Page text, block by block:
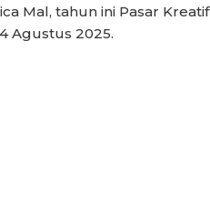
Mal, tahun ini Pasar Kreatif
Agustus 2025.